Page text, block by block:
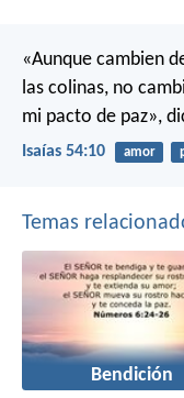
«Aunque cambien
las colinas, no
mi pacto de paz»,
Isaías 54:10 amor
Temas
Bendición